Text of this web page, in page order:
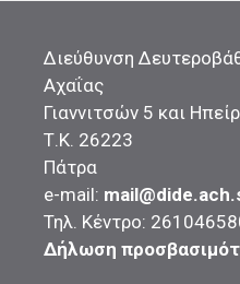
Διεύθυνση
Αχαΐας
Γιαννιτσών 5 και
Τ.Κ. 26223
Πάτρα
e-mail:
Τηλ. Κέντρο:
Δήλωση